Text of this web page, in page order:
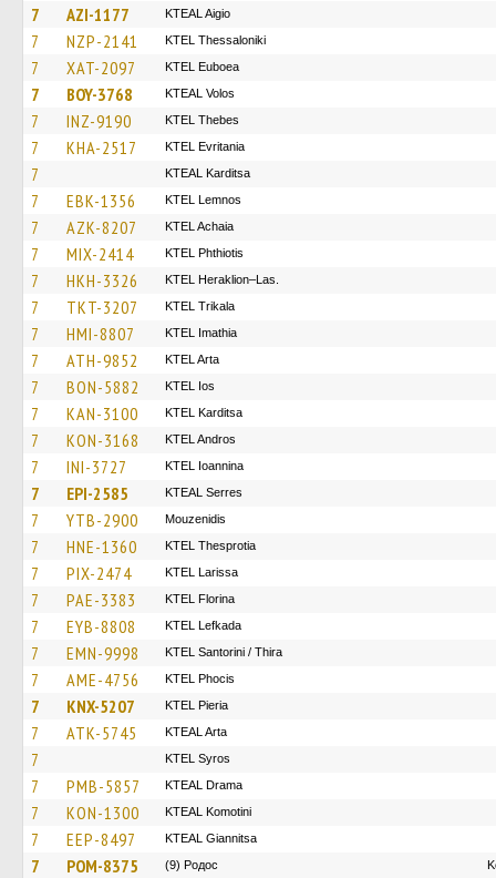
7 AZI-1177 KTEAL Aigio
7 NZP-2141 KTEL Thessaloniki
7 XAT-2097 ΚΤΕL Euboea
7 BOY-3768 KTEAL Volos
7 INZ-9190 KTEL Thebes
7 KHA-2517 ΚΤΕL Evritania
7 KTEAL Karditsa
7 EBK-1356 KTEL Lemnos
7 AZK-8207 KTEL Achaia
7 MIX-2414 ΚΤΕL Phthiotis
7 HKH-3326 KTEL Heraklion–Las.
7 TKT-3207 ΚΤΕL Τrikala
7 HMI-8807 KTEL Imathia
7 ATH-9852 KTEL Arta
7 BON-5882 KTEL Ios
7 KAN-3100 ΚΤΕL Karditsa
7 KON-3168 KTEL Andros
7 INI-3727 KTEL Ioannina
7 EPI-2585 KTEAL Serres
7 YTB-2900 Mouzenidis
7 HNE-1360 KTEL Thesprotia
7 PIX-2474 KTEL Larissa
7 PAE-3383 KTEL Florina
7 EYB-8808 KTEL Lefkada
7 EMN-9998 KTEL Santorini / Thira
7 AME-4756 ΚΤΕL Phocis
7 KNX-5207 KTEL Pieria
7 ATK-5745 KTEAL Arta
7 KTEL Syros
7 PMB-5857 KTEAL Drama
7 KON-1300 KTEAL Komotini
7 EEP-8497 KTEAL Giannitsa
7 POM-8375 (9) Родос